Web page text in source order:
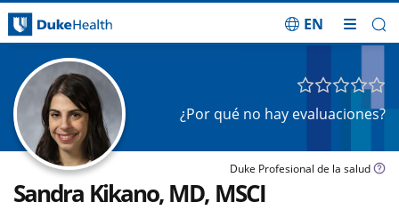
EN
¿Por qué no hay evaluaciones?
Duke Profesional de la salud
Sandra Kikano, MD, MSCI